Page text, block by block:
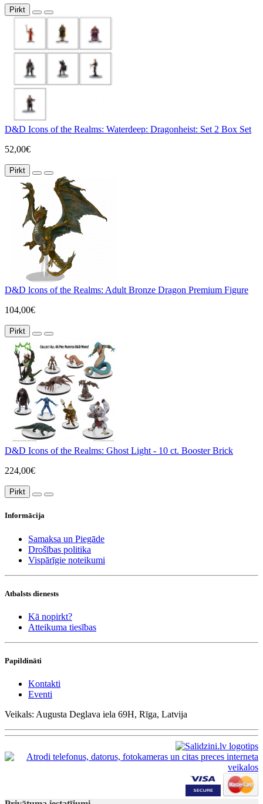
Pirkt
D&D Icons of the Realms: Waterdeep: Dragonheist: Set 2 Box Set
52,00€
Pirkt
D&D lcons of the Realms: Adult Bronze Dragon Premium Figure
104,00€
Pirkt
D&D Icons of the Realms: Ghost Light - 10 ct. Booster Brick
224,00€
Pirkt
Informācija
Samaksa un Piegāde
Drošības politika
Vispārīgie noteikumi
Atbalsts dienests
Kā nopirkt?
Atteikuma tiesības
Papildināti
Kontakti
Eventi
Veikals: Augusta Deglava iela 69H, Rīga, Latvija